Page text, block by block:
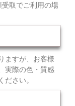
取でご利用の場
ますが、お客様
実際の色・質感
さい。